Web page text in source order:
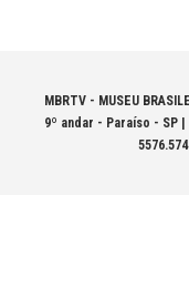
MBRTV - MUSEU
9º andar - Paraíso - SP